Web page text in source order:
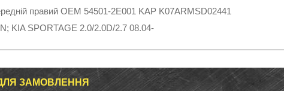
правий OEM 54501-2E001 KAP K07ARMSD02441
KIA SPORTAGE 2.0/2.0D/2.7 08.04-
ЗАМОВЛЕННЯ